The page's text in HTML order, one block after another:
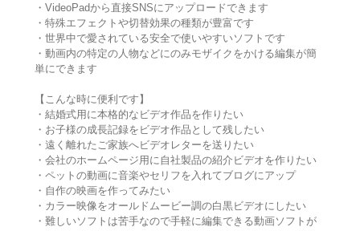
・VideoPadから直接SNSにアップロードできます
・特殊エフェクトや切替効果の種類が豊富です
・世界中で愛されている安全で使いやすいソフトです
・動画内の特定の人物などにのみモザイクをかける編集が簡
単にできます
【こんな時に便利です】
・結婚式用に本格的なビデオ作品を作りたい
・お子様の成長記録をビデオ作品として残したい
・遠く離れたご家族へビデオレターを送りたい
・会社のホームページ用に自社製品の紹介ビデオを作りたい
・ペットの動画に音楽やセリフを入れてブログにアップ
・自作の映画を作ってみたい
・カラー映像をオールドムービー調の白黒ビデオにしたい
・難しいソフトは苦手なので手軽に編集できる動画ソフトが